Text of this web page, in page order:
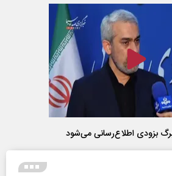
بزودی اطلاع‌رسانی می‌شود